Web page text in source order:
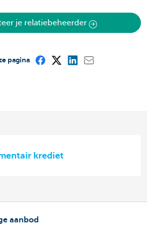
je relatiebeheerder
pagina
krediet
aanbod